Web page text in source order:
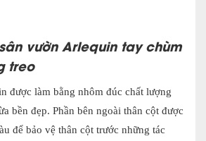
vườnArlequin tay chùm
treo
được làm bằng nhôm đúc chất lượng
bền đẹp. Phần bên ngoài thân cột được
để bảo vệ thân cột trước những tác